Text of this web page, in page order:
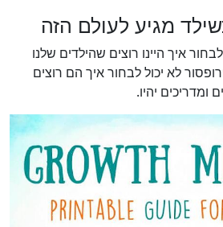
מגיע לעולם הזה
איך היינו רוצים שהילדים שלנו
לא יכול לבחור איך הם רוצים
יהיו.